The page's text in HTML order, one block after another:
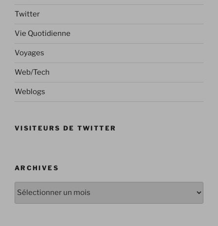
Twitter
Vie Quotidienne
Voyages
Web/Tech
Weblogs
VISITEURS DE TWITTER
ARCHIVES